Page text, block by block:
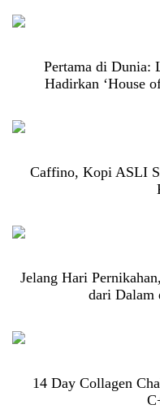
Pertama di Dunia:
Hadirkan ‘House
Caffino, Kopi ASLI
Jelang Hari
dari Dalam
14 Day Collagen